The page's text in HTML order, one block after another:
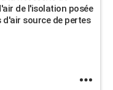
de l'isolation posée
source de pertes